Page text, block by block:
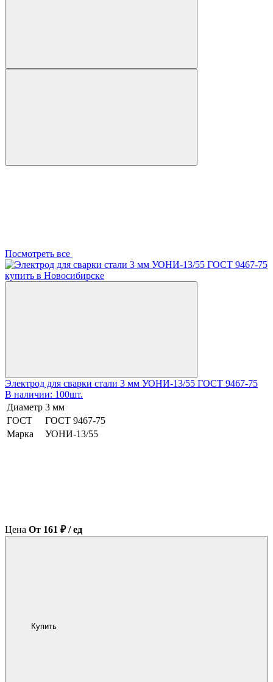
Посмотреть все
Электрод для сварки стали 3 мм УОНИ-13/55 ГОСТ 9467-75
В наличии: 100шт.
Диаметр 3 мм
ГОСТ
ГОСТ 9467-75
Марка
УОНИ-13/55
Цена От 161 ₽ / ед
Купить